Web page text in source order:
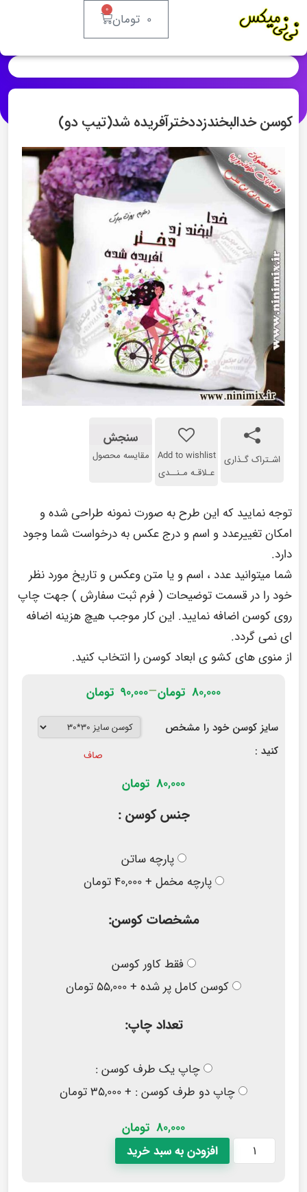
۰ تومان ۰
کوسن خدالبخندزددخترآفریده شد(تیپ دو)
اشـتراک گـذاری Add to wishlist
عـلاقـه مـنــدی
سنجش
مقایسه محصول
توجه نمایید که این طرح به صورت نمونه طراحی شده و
امکان تغییرعدد و اسم و درج عکس به درخواست شما وجود
دارد.
شما میتوانید عدد ، اسم و یا متن وعکس و تاریخ مورد نظر
خود را در قسمت توضیحات ( فرم ثبت سفارش ) جهت چاپ
روی کوسن اضافه نمایید. این کار موجب هیچ هزینه اضافه
ای نمی گردد.
از منوی های کشو ی ابعاد کوسن را انتخاب کنید.
۸۰,۰۰۰ تومان–۹۰,۰۰۰ تومان
سایز کوسن خود را مشخص
کنید :
صاف
80,000 تومان
جنس کوسن :
پارچه ساتن
پارچه مخمل + ۴۰,۰۰۰ تومان
مشخصات کوسن:
فقط کاور کوسن
کوسن کامل پر شده + ۵۵,۰۰۰ تومان
تعداد چاپ:
چاپ یک طرف کوسن :
چاپ دو طرف کوسن : + ۳۵,۰۰۰ تومان
80,000 تومان
افزودن به سبد خرید